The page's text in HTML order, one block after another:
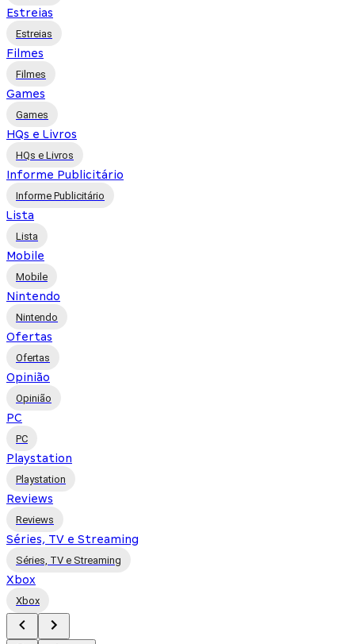
Estreias
Estreias
Filmes
Filmes
Games
Games
HQs e Livros
HQs e Livros
Informe Publicitário
Informe Publicitário
Lista
Lista
Mobile
Mobile
Nintendo
Nintendo
Ofertas
Ofertas
Opinião
Opinião
PC
PC
Playstation
Playstation
Reviews
Reviews
Séries, TV e Streaming
Séries, TV e Streaming
Xbox
Xbox